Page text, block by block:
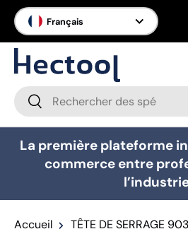
Aller au contenu
Langue
Français
Recherche
Rechercher
La première plateforme
commerce entre
Accueil TÊTE DE SERRAGE